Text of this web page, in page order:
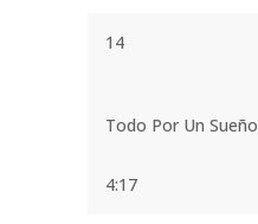
14
Todo Por Un Sueño
4:17